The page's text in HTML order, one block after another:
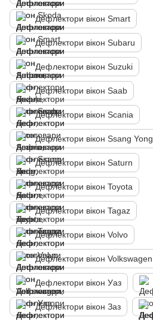
Дефлектори вікон Smart
Дефлектори вікон Subaru
Дефлектори вікон Suzuki
Дефлектори вікон Saab
Дефлектори вікон Scania
Дефлектори вікон Ssang Yong
Дефлектори вікон Saturn
Дефлектори вікон Toyota
Дефлектори вікон Tagaz
Дефлектори вікон Volvo
Дефлектори вікон Volkswagen
Дефлектори вікон Уаз
Дефлектори вікон Заз